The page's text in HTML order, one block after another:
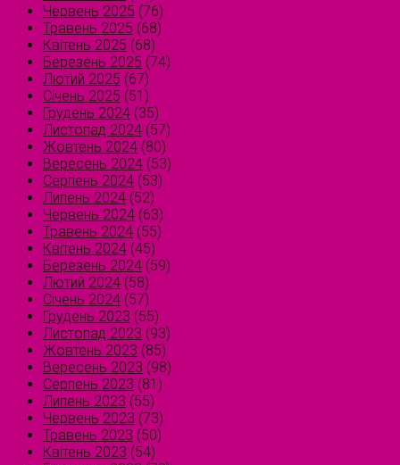
Червень 2025 (76)
Травень 2025 (68)
Квітень 2025 (68)
Березень 2025 (74)
Лютий 2025 (67)
Січень 2025 (51)
Грудень 2024 (35)
Листопад 2024 (57)
Жовтень 2024 (80)
Вересень 2024 (53)
Серпень 2024 (53)
Липень 2024 (52)
Червень 2024 (63)
Травень 2024 (55)
Квітень 2024 (45)
Березень 2024 (59)
Лютий 2024 (58)
Січень 2024 (57)
Грудень 2023 (55)
Листопад 2023 (93)
Жовтень 2023 (85)
Вересень 2023 (98)
Серпень 2023 (81)
Липень 2023 (55)
Червень 2023 (73)
Травень 2023 (50)
Квітень 2023 (54)